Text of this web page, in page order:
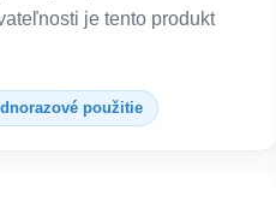
je tento produkt
použitie